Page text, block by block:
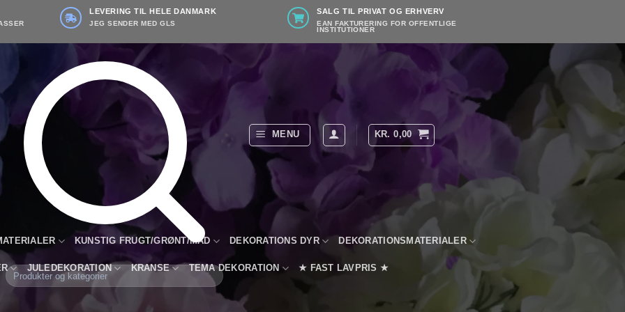
LEVERING TIL HELE DANMARK
JEG SENDER MED GLS
SALG TIL PRIVAT OG ERHVERV
EAN FAKTURERING FOR OFFENTLIGE
INSTITUTIONER
MENU KR. 0,00
KUNSTIG FRUGT/GRØNT/MAD DEKORATIONS DYR DEKORATIONSMATERIALER
JULEDEKORATION KRANSE TEMA DEKORATION ★ FAST LAVPRIS ★